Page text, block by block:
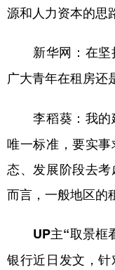
源和人力资本的思
新华网：在
广大青年在租房还
李稻葵： 我
唯一标准，要实
态、发展阶段去
而言，一般地区的
UP主“取景框
银行近日发文，